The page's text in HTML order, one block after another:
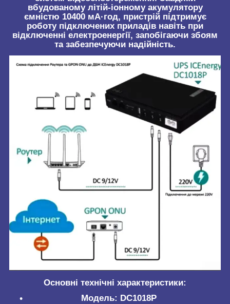
вбудованому літій-іонному акумулятору
ємністю 10400 мА·год, пристрій підтримує
роботу підключених приладів навіть при
відключенні електроенергії, запобігаючи збоям
та забезпечуючи надійність.
Основні технічні характеристики:
Модель: DC1018P